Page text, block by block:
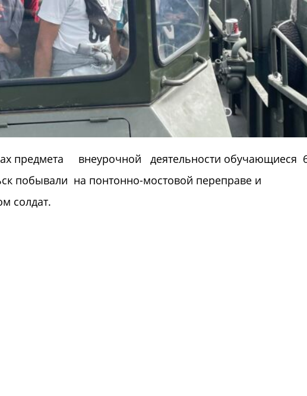
предмета внеурочной деятельности обучающиеся
побывали на понтонно-мостовой переправе и
солдат.